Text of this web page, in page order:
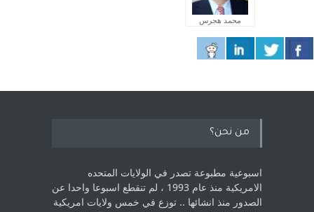
محمد هجرس
من نحن؟
اسبوعية مطبوعة تصدر في الولايات المتحده
الامريكية منذ عام 1993 ، لم ‏تنقطع اسبوعا واحدا عن
الصدور منذ انشائها .. توزع في خمس ولايات امريكية